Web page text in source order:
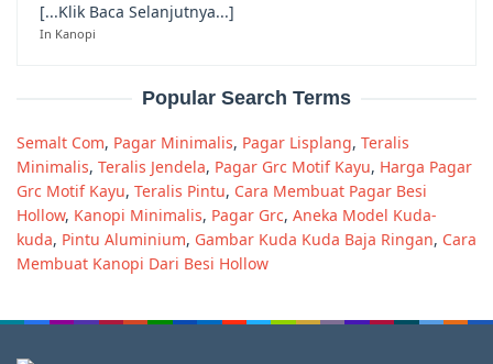
[...Klik Baca Selanjutnya...]
In Kanopi
Popular Search Terms
Semalt Com, Pagar Minimalis, Pagar Lisplang, Teralis
Minimalis, Teralis Jendela, Pagar Grc Motif Kayu, Harga Pagar
Grc Motif Kayu, Teralis Pintu, Cara Membuat Pagar Besi
Hollow, Kanopi Minimalis, Pagar Grc, Aneka Model Kuda-
kuda, Pintu Aluminium, Gambar Kuda Kuda Baja Ringan, Cara
Membuat Kanopi Dari Besi Hollow